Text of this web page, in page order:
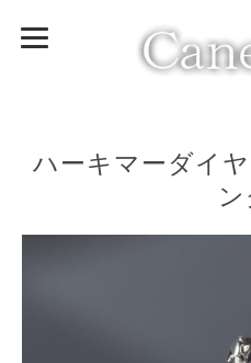
ハーキマーダイ